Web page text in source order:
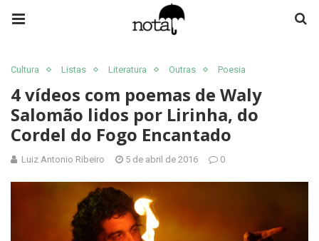
Cultura Listas Literatura Outras Poesia
4 vídeos com poemas de Waly
Salomão lidos por Lirinha, do
Cordel do Fogo Encantado
Luiz Antonio Ribeiro 5 de abril de 2016 0